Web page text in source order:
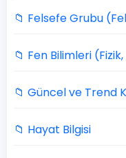
📁 Felsefe Grubu
📁 Fen Bilimleri
📁 Güncel ve Trend
📁 Hayat Bilgisi